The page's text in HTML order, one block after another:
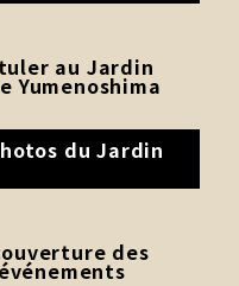
au Jardin
Yumenoshima
du Jardin
des